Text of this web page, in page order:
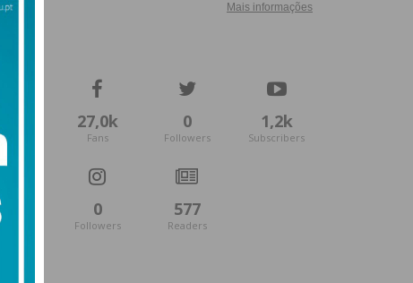
27,0k
Fans
0
Followers
1,2k
Subscribers
0
Followers
577
Readers